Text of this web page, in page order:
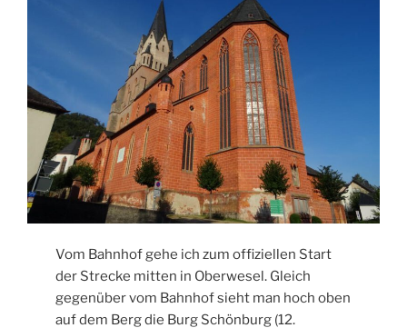
Vom Bahnhof gehe ich zum offiziellen Start
der Strecke mitten in Oberwesel. Gleich
gegenüber vom Bahnhof sieht man hoch oben
auf dem Berg die Burg Schönburg (12.